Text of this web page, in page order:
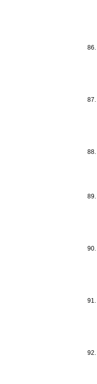
86.
87.
88.
89.
90.
91.
92.